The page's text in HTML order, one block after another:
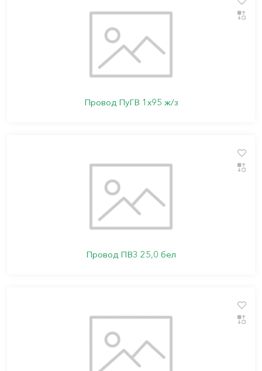
Провод ПуГВ 1х95 ж/з
Провод ПВ3 25,0 бел